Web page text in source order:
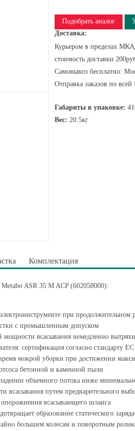
Подобрать аналог
Доставка:
Курьером в пределах
стоимость доставки
Самовывоз бесплатно:
Отправка заказов по всей
Габариты в упаковке:
Вес: 20.5кг
Комплектация
ASR 35 M ACP (602058000):
при
с промышленным допуском
всасывания немедленно
сертификация согласно стандарту
мокрой уборки при достижении
бетонной и каменной пыли
объемного потока ниже
всасывания путем предварительного
всасывающего шланга
образование статического
большим колесам и поворотным